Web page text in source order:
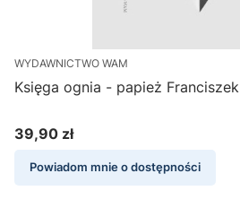
WYDAWNICTWO WAM
Księga ognia - papież Franciszek
Cena
39,90 zł
Powiadom mnie o dostępności